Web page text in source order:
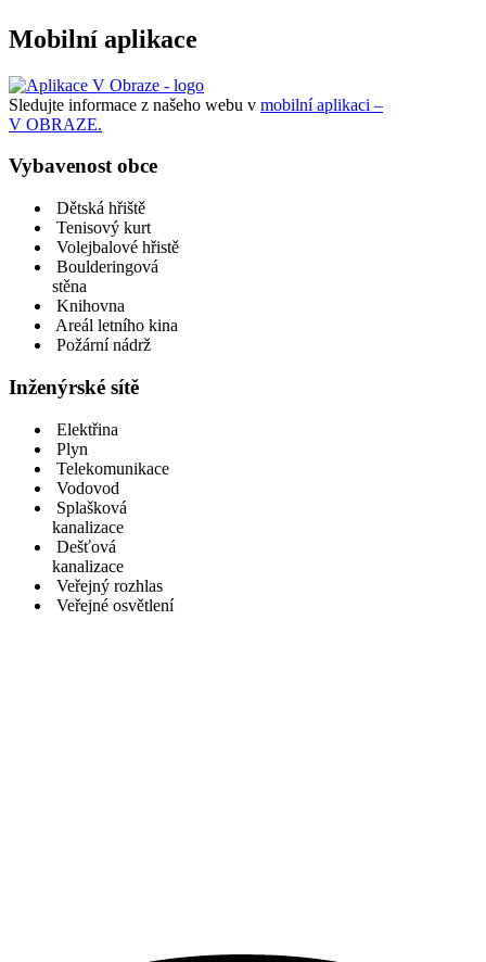
Mobilní aplikace
Sledujte informace z našeho webu v mobilní aplikaci –
V OBRAZE.
Vybavenost obce
Dětská hřiště
Tenisový kurt
Volejbalové hřistě
Boulderingová
stěna
Knihovna
Areál letního kina
Požární nádrž
Inženýrské sítě
Elektřina
Plyn
Telekomunikace
Vodovod
Splašková
kanalizace
Dešťová
kanalizace
Veřejný rozhlas
Veřejné osvětlení